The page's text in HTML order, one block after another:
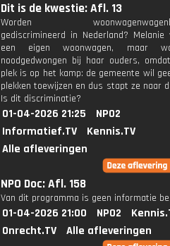
Dit is de kwestie: Afl. 13
Worden
gediscrimineerd in Nederland?
een eigen woonwagen, maar
noodgedwongen bij haar ouders,
plek is op het kamp: de gemeente wil
plekken toewijzen en dus stapt ze naar
Is dit discriminatie?
01-04-2026 21:25
NPO2
Informatief.TV
Kennis.TV
Alle afleveringen
NPO Doc: Afl. 158
Van dit programma is geen informatie
01-04-2026 21:00 NPO2
Onrecht.TV
Alle afleveringen